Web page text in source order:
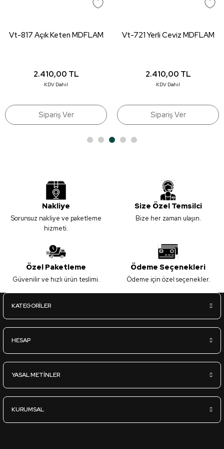
Ürün resmi kalitesiz, bozuk veya görüntülenemiyor.
Ürün bilgilerinde hatalar bulunuyor.
Vt-817 Açık Keten MDFLAM
2.410,00 TL
KDV Dahil
Sipariş Ver
Vt-721 Yerli Ceviz MDFLAM
2.410,00 TL
KDV Dahil
Sipariş Ver
Nakliye
Sorunsuz nakliye ve paketleme
hizmeti.
Size Özel Temsilci
Bize her zaman ulaşın.
Özel Paketleme
Güvenilir ve hızlı ürün teslimi.
Ödeme Seçenekleri
Ödeme için özel seçenekler.
KATEGORİLER
HESAP
YASAL METİNLER
KURUMSAL